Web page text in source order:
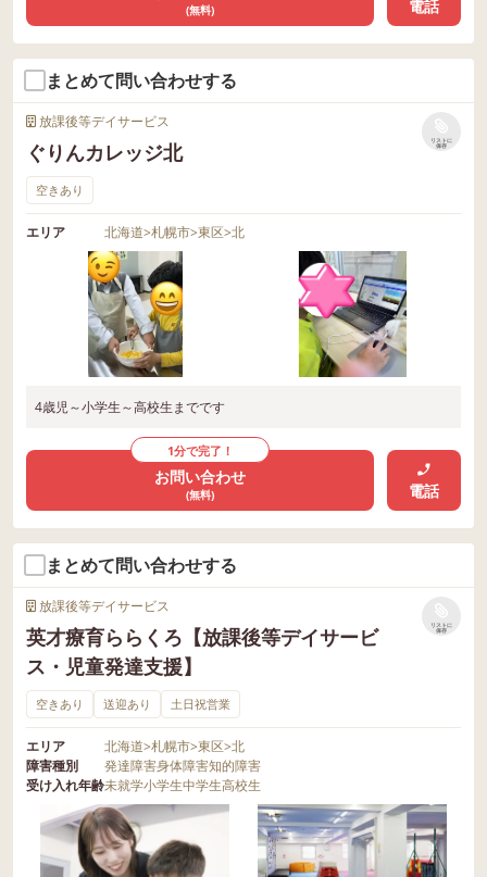
(無料) 電話
まとめて問い合わせする
放課後等デイサービス
ぐりんカレッジ北
リストに
保存
空きあり
エリア 北海道>札幌市>東区>北
4歳児～小学生～高校生までです
1分で完了！
お問い合わせ
(無料) 電話
まとめて問い合わせする
放課後等デイサービス
英才療育ららくろ【放課後等デイサービ
ス・児童発達支援】
リストに
保存
空きあり 送迎あり 土日祝営業
エリア 北海道>札幌市>東区>北
障害種別
発達障害身体障害知的障害
受け入れ年齢未就学小学生中学生高校生